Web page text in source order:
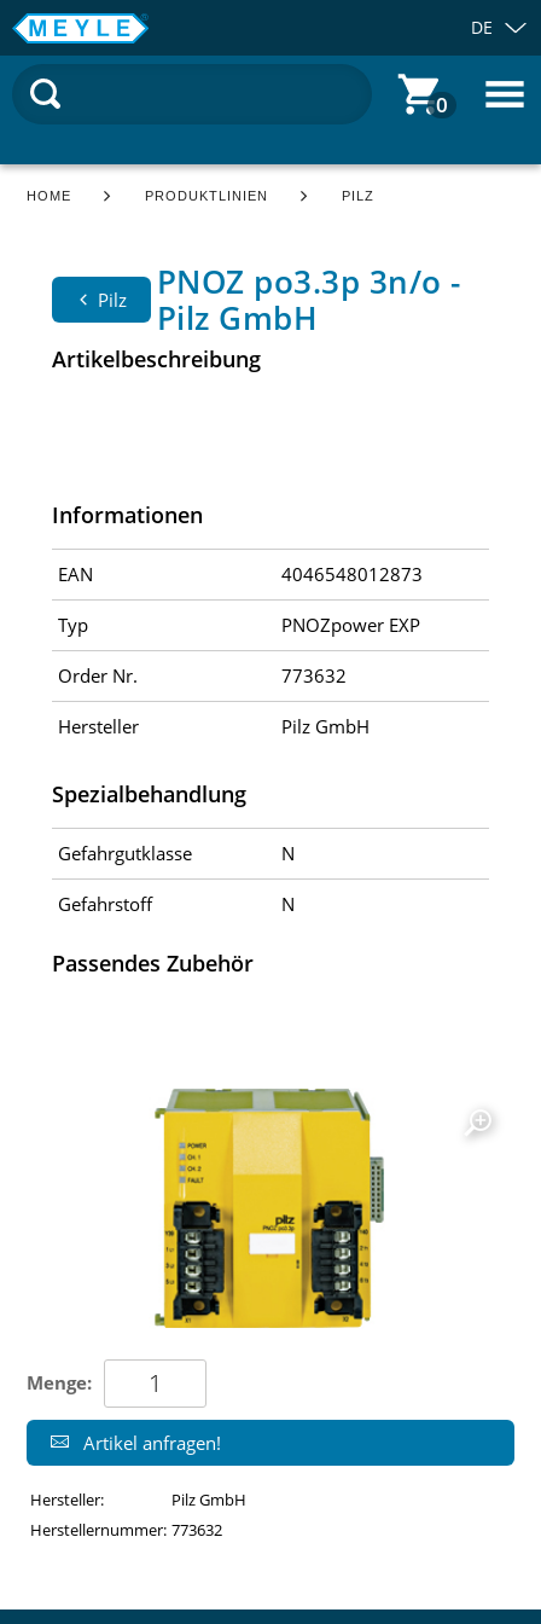
DE
0
HOME PRODUKTLINIEN PILZ
Pilz
PNOZ po3.3p 3n/o -
Pilz GmbH
Artikelbeschreibung
Informationen
EAN 4046548012873
Typ PNOZpower EXP
Order Nr. 773632
Hersteller Pilz GmbH
Spezialbehandlung
Gefahrgutklasse N
Gefahrstoff N
Passendes Zubehör
Menge:
Artikel anfragen!
Hersteller:
Pilz GmbH
Herstellernummer: 773632